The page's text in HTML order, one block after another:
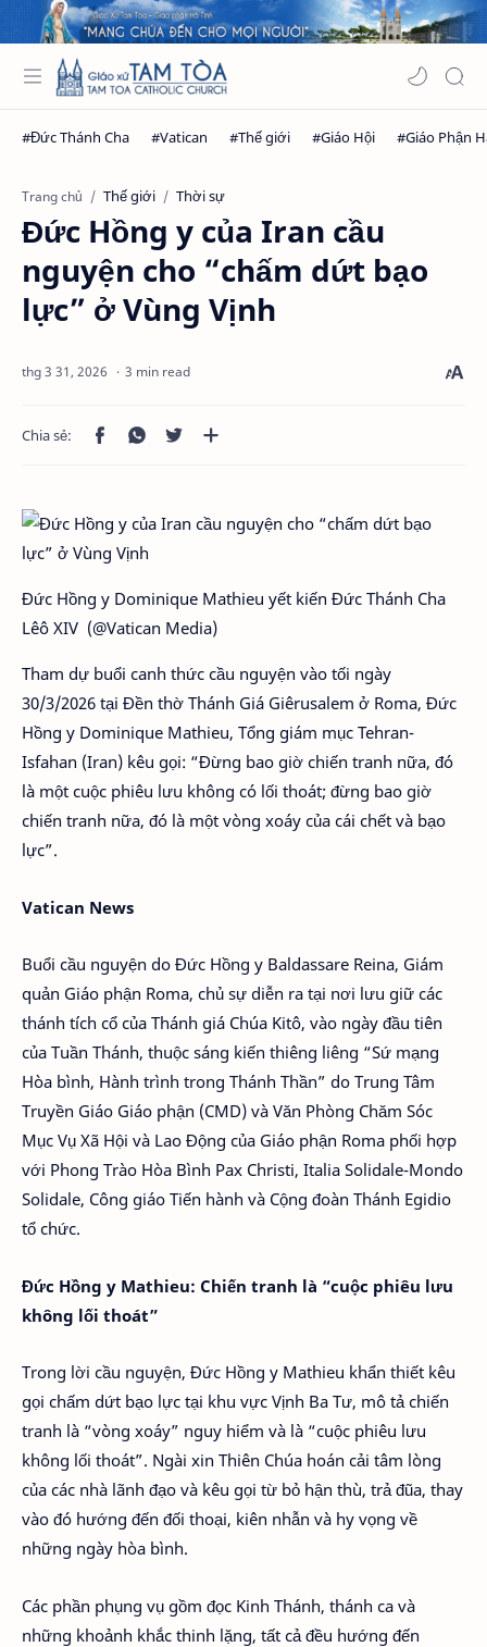
Trang chủ Thế giới Thời sự
Đức Hồng y của Iran cầu
nguyện cho “chấm dứt bạo
lực” ở Vùng Vịnh
3 min read
Đức Hồng y Dominique Mathieu yết kiến Đức Thánh Cha
Lêô XIV (@Vatican Media)
Tham dự buổi canh thức cầu nguyện vào tối ngày
30/3/2026 tại Đền thờ Thánh Giá Giêrusalem ở Roma, Đức
Hồng y Dominique Mathieu, Tổng giám mục Tehran-
Isfahan (Iran) kêu gọi: “Đừng bao giờ chiến tranh nữa, đó
là một cuộc phiêu lưu không có lối thoát; đừng bao giờ
chiến tranh nữa, đó là một vòng xoáy của cái chết và bạo
lực”.
Vatican News
Buổi cầu nguyện do Đức Hồng y Baldassare Reina, Giám
quản Giáo phận Roma, chủ sự diễn ra tại nơi lưu giữ các
thánh tích cổ của Thánh giá Chúa Kitô, vào ngày đầu tiên
của Tuần Thánh, thuộc sáng kiến thiêng liêng “Sứ mạng
Hòa bình, Hành trình trong Thánh Thần” do Trung Tâm
Truyền Giáo Giáo phận (CMD) và Văn Phòng Chăm Sóc
Mục Vụ Xã Hội và Lao Động của Giáo phận Roma phối hợp
với Phong Trào Hòa Bình Pax Christi, Italia Solidale-Mondo
Solidale, Công giáo Tiến hành và Cộng đoàn Thánh Egidio
tổ chức.
Đức Hồng y Mathieu: Chiến tranh là “cuộc phiêu lưu
không lối thoát”
Trong lời cầu nguyện, Đức Hồng y Mathieu khẩn thiết kêu
gọi chấm dứt bạo lực tại khu vực Vịnh Ba Tư, mô tả chiến
tranh là “vòng xoáy” nguy hiểm và là “cuộc phiêu lưu
không lối thoát”. Ngài xin Thiên Chúa hoán cải tâm lòng
của các nhà lãnh đạo và kêu gọi từ bỏ hận thù, trả đũa, thay
vào đó hướng đến đối thoại, kiên nhẫn và hy vọng về
những ngày hòa bình.
Các phần phụng vụ gồm đọc Kinh Thánh, thánh ca và
những khoảnh khắc thinh lặng, tất cả đều hướng đến